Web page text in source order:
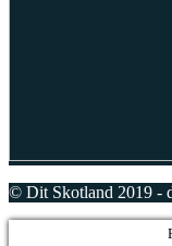
© Dit Skotland 2019 -